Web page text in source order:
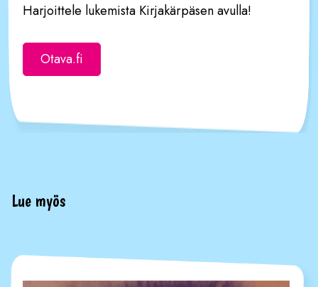
Harjoittele lukemista Kirjakärpäsen avulla!
Otava.fi
Lue myös